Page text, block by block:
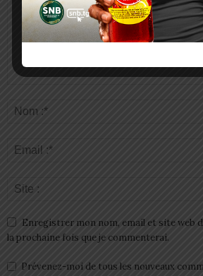
Enregistrer mon nom, email et site web
la prochaine fois que je commenterai.
Prévenez-moi de tous les nouveaux